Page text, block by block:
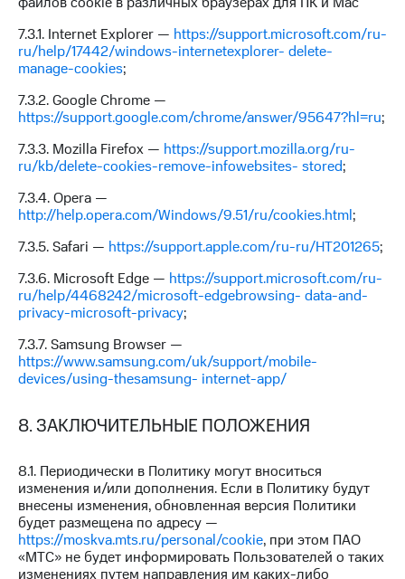
7.3.1. Internet Explorer — https://support.microsoft.com/ru-
ru/help/17442/windows-internetexplorer- delete-
manage-cookies;
7.3.2. Google Chrome —
https://support.google.com/chrome/answer/95647?hl=ru;
7.3.3. Mozilla Firefox — https://support.mozilla.org/ru-
ru/kb/delete-cookies-remove-infowebsites- stored;
7.3.4. Opera —
http://help.opera.com/Windows/9.51/ru/cookies.html;
7.3.5. Safari — https://support.apple.com/ru-ru/HT201265;
7.3.6. Microsoft Edge — https://support.microsoft.com/ru-
ru/help/4468242/microsoft-edgebrowsing- data-and-
privacy-microsoft-privacy;
7.3.7. Samsung Browser —
https://www.samsung.com/uk/support/mobile-
devices/using-thesamsung- internet-app/
8. ЗАКЛЮЧИТЕЛЬНЫЕ ПОЛОЖЕНИЯ
8.1. Периодически в Политику могут вноситься
изменения и/или дополнения. Если в Политику будут
внесены изменения, обновленная версия Политики
будет размещена по адресу —
https://moskva.mts.ru/personal/cookie, при этом ПАО
«МТС» не будет информировать Пользователей о таких
изменениях путем направления им каких-либо